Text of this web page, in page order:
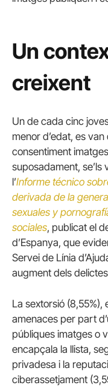
Un
creixent
Un de cada cinc
menor d’edat, es
consentiment
suposadament, se’ls
l’Informe técnico
derivada de la
sexuales y
sociales, publicat el
d’Espanya, que
Servei de Línia
augment dels
La sextorsió
amenaces per part
públiques imatges o
encapçala la llista,
privadesa i la
ciberassetjament